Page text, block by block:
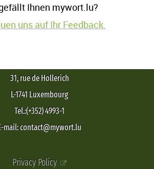
Ihnen mywort.lu?
uns auf Ihr Feedback.
31, rue de Hollerich
L-1741 Luxembourg
Tel.:(+352) 4993-1
mail: contact@mywort.lu
Privacy Policy